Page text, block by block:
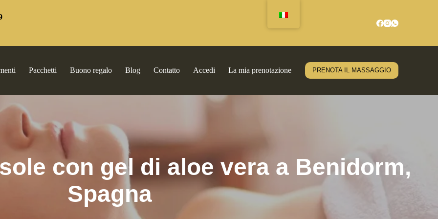
Pacchetti Buono regalo Blog Contatto Accedi La mia prenotazione PRENOTA IL MASSAGGIO
con gel di aloe vera a Benidorm,
Spagna